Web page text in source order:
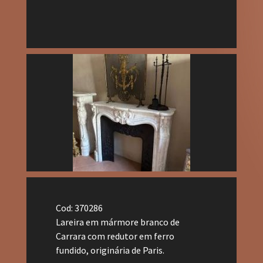
Cod: 370286
Lareira em mármore branco de
Carrara com redutor em ferro
fundido, originária de Paris.